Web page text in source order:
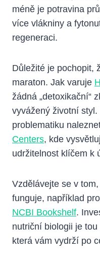
méně je potravina
více vlákniny a
regeneraci.
Důležité je pochopit,
maraton. Jak varuje
žádná „detoxikační“
vyvážený životní
problematiku
Centers, kde
udržitelnost klíčem k
Vzdělávejte se v
funguje, například
NCBI Bookshelf.
nutriční biologii je
která vám vydrží po